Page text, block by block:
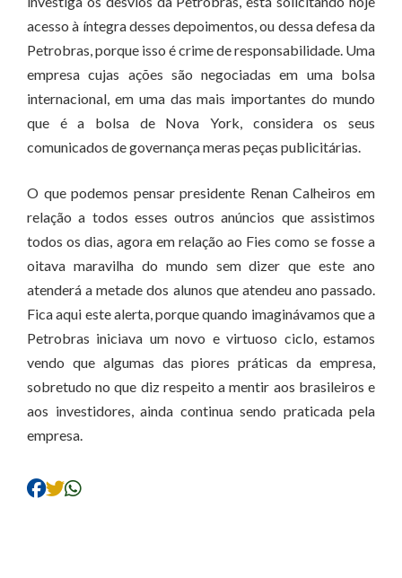
acesso à íntegra desses depoimentos, ou dessa defesa da
Petrobras, porque isso é crime de responsabilidade. Uma
empresa cujas ações são negociadas em uma bolsa
internacional, em uma das mais importantes do mundo
que é a bolsa de Nova York, considera os seus
comunicados de governança meras peças publicitárias.
O que podemos pensar presidente Renan Calheiros em
relação a todos esses outros anúncios que assistimos
todos os dias, agora em relação ao Fies como se fosse a
oitava maravilha do mundo sem dizer que este ano
atenderá a metade dos alunos que atendeu ano passado.
Fica aqui este alerta, porque quando imaginávamos que a
Petrobras iniciava um novo e virtuoso ciclo, estamos
vendo que algumas das piores práticas da empresa,
sobretudo no que diz respeito a mentir aos brasileiros e
aos investidores, ainda continua sendo praticada pela
empresa.